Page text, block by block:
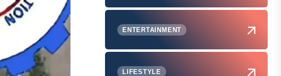
ENTERTAINMENT
LIFESTYLE